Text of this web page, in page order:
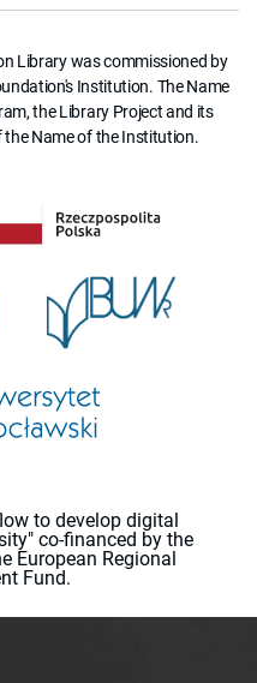
Library was commissioned by
Institution. The Name
the Library Project and its
Name of the Institution.
to develop digital
co-financed by the
European Regional
Fund.